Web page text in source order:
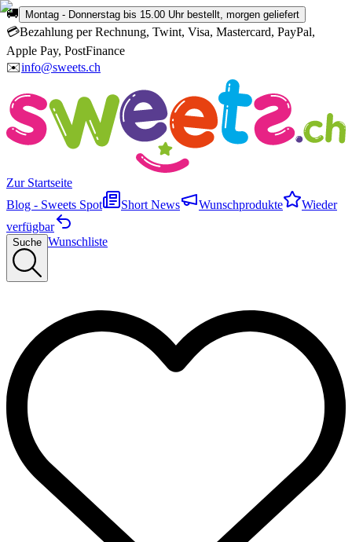
🚚 Montag - Donnerstag bis 15.00 Uhr bestellt, morgen geliefert
💳Bezahlung per Rechnung, Twint, Visa, Mastercard, PayPal,
Apple Pay, PostFinance
✉️info@sweets.ch
Zur Startseite
Blog - Sweets Spot
Short News Wunschprodukte
Wieder
verfügbar
Suche Wunschliste